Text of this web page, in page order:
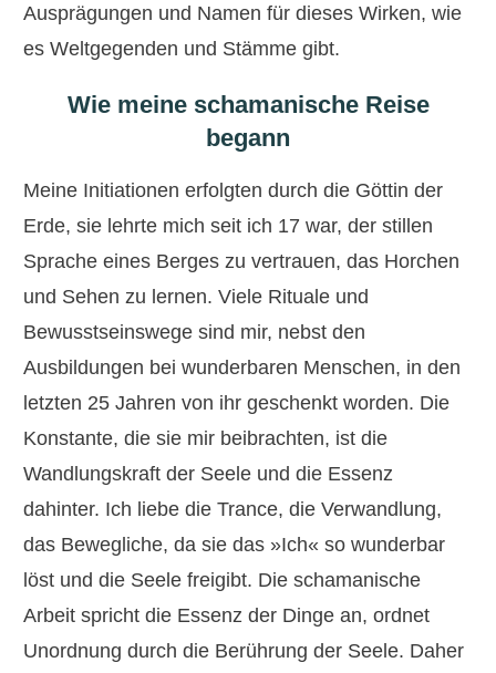
Ausprägungen und Namen für dieses Wirken, wie
es Weltgegenden und Stämme gibt.
Wie meine schamanische Reise
begann
Meine Initiationen erfolgten durch die Göttin der
Erde, sie lehrte mich seit ich 17 war, der stillen
Sprache eines Berges zu vertrauen, das Horchen
und Sehen zu lernen. Viele Rituale und
Bewusstseinswege sind mir, nebst den
Ausbildungen bei wunderbaren Menschen, in den
letzten 25 Jahren von ihr geschenkt worden. Die
Konstante, die sie mir beibrachten, ist die
Wandlungskraft der Seele und die Essenz
dahinter. Ich liebe die Trance, die Verwandlung,
das Bewegliche, da sie das »Ich« so wunderbar
löst und die Seele freigibt. Die schamanische
Arbeit spricht die Essenz der Dinge an, ordnet
Unordnung durch die Berührung der Seele. Daher